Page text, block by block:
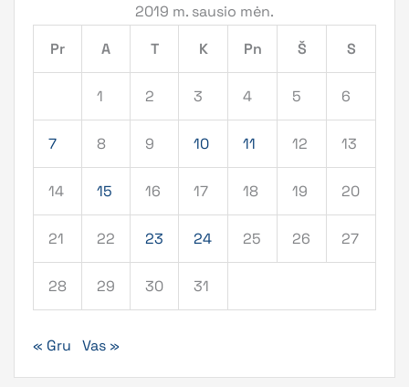
2019 m. sausio mėn.
Pr
A T K Pn Š S
1 2 3 4 5 6
7 8 9 10 11 12 13
14 15 16 17 18 19 20
21 22 23 24 25 26 27
28 29 30 31
« Gru Vas »